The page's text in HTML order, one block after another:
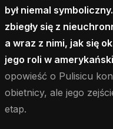
był niemal
zbiegły się z
a wraz z nimi, jak się
jego roli w
opowieść o Pulisicu
obietnicy, ale jego
etap.